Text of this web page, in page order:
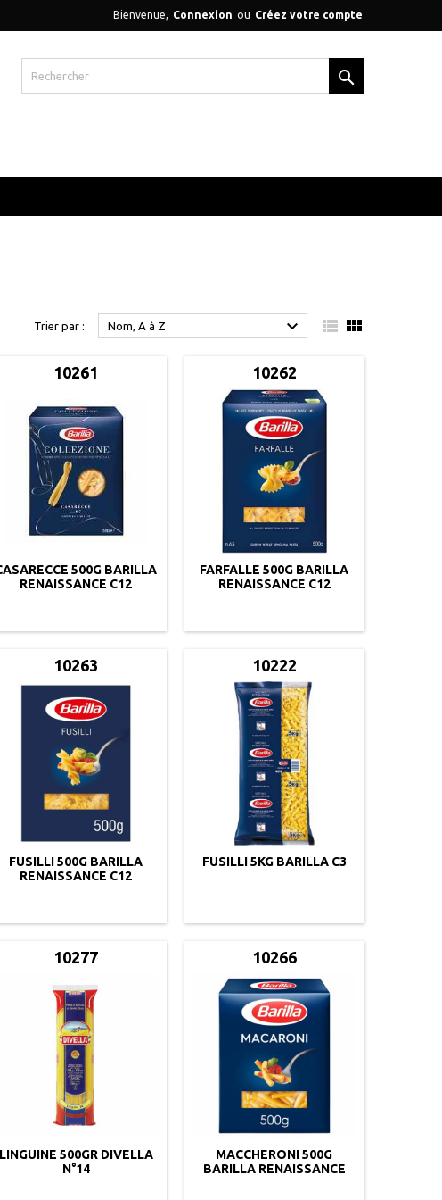
Bienvenue, Connexion ou Créez votre compte

Trier par : Nom, A à Z   
10261
500G BARILLA
RENAISSANCE C12
10262
FARFALLE 500G BARILLA
RENAISSANCE C12
10263
FUSILLI 500G BARILLA
RENAISSANCE C12
10222
FUSILLI 5KG BARILLA C3
10277
LINGUINE 500GR DIVELLA
N°14
10266
MACCHERONI 500G
BARILLA RENAISSANCE